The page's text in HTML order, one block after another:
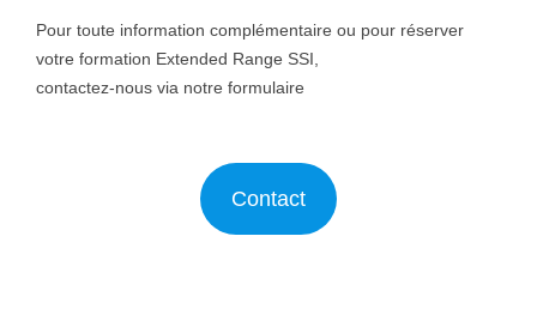
Pour toute information complémentaire ou pour réserver
votre formation Extended Range SSI,
contactez-nous via notre formulaire
Contact